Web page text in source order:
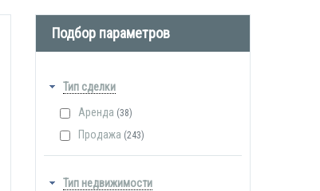
Подбор параметров
Тип сделки
Аренда (38)
Продажа (243)
Тип недвижимости